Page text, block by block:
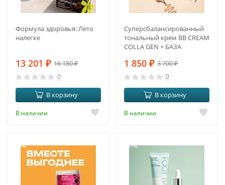
Формула здоровья: Лето
налегке
13 201 ₽ 16 180₽
0
В корзину
В наличии
Суперсбалансированный
тональный крем BB CREAM
COLLA GEN + БАЗА
1 850 ₽ 3 700₽
0
В корзину
В наличии
-9% -37%